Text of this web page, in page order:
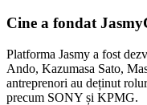
Cine a fondat
Platforma Jasmy a fost
Ando, Kazumasa Sato,
antreprenori au deținut
precum SONY și KPMG.